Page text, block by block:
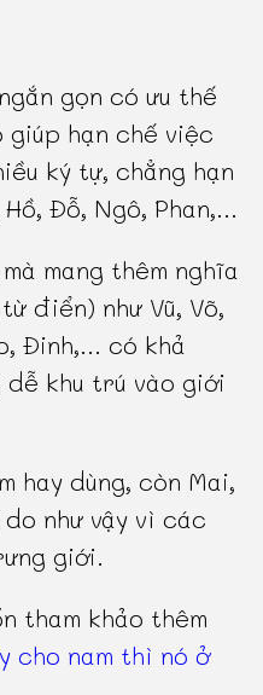
gọn có ưu thế
giúp hạn chế việc
ký tự, chẳng hạn
Đỗ, Ngô, Phan,...
mang thêm nghĩa
điển) như Vũ, Võ,
Đinh,... có khả
dễ khu trú vào giới
hay dùng, còn Mai,
như vậy vì các
giới.
tham khảo thêm
cho nam thì nó ở